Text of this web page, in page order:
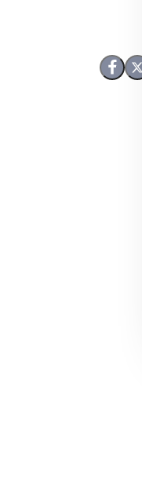
Del på